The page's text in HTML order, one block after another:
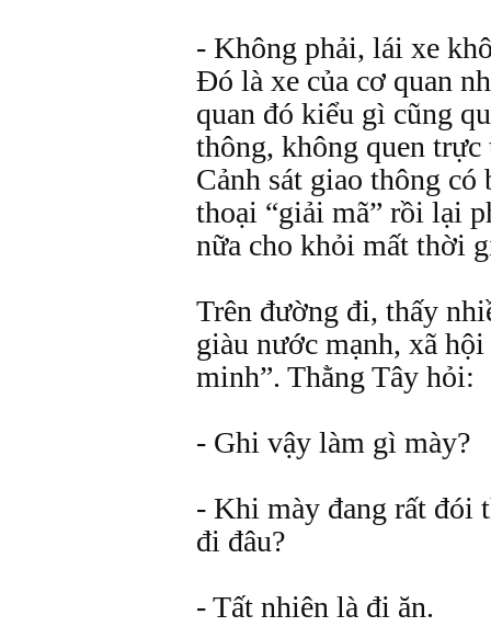
- Không phải, lái xe
Đó là xe của cơ quan
quan đó kiểu gì cũng
thông, không quen
Cảnh sát giao thông
thoại “giải mã” rồi lại
nữa cho khỏi mất thời
Trên đường đi, thấy
giàu nước mạnh, xã
minh”. Thằng Tây hỏi:
- Ghi vậy làm gì mày?
- Khi mày đang rất đói
đi đâu?
- Tất nhiên là đi ăn.